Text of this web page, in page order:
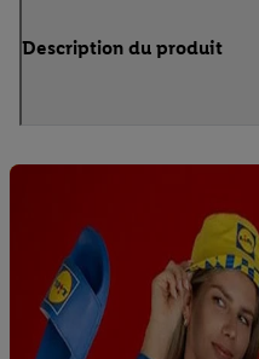
Description du produit